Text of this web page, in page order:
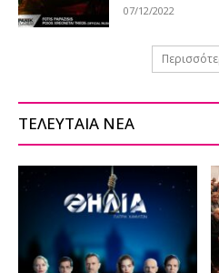
07/12/2022
ΤΕΛΕΥΤΑΙΑ ΝΕΑ